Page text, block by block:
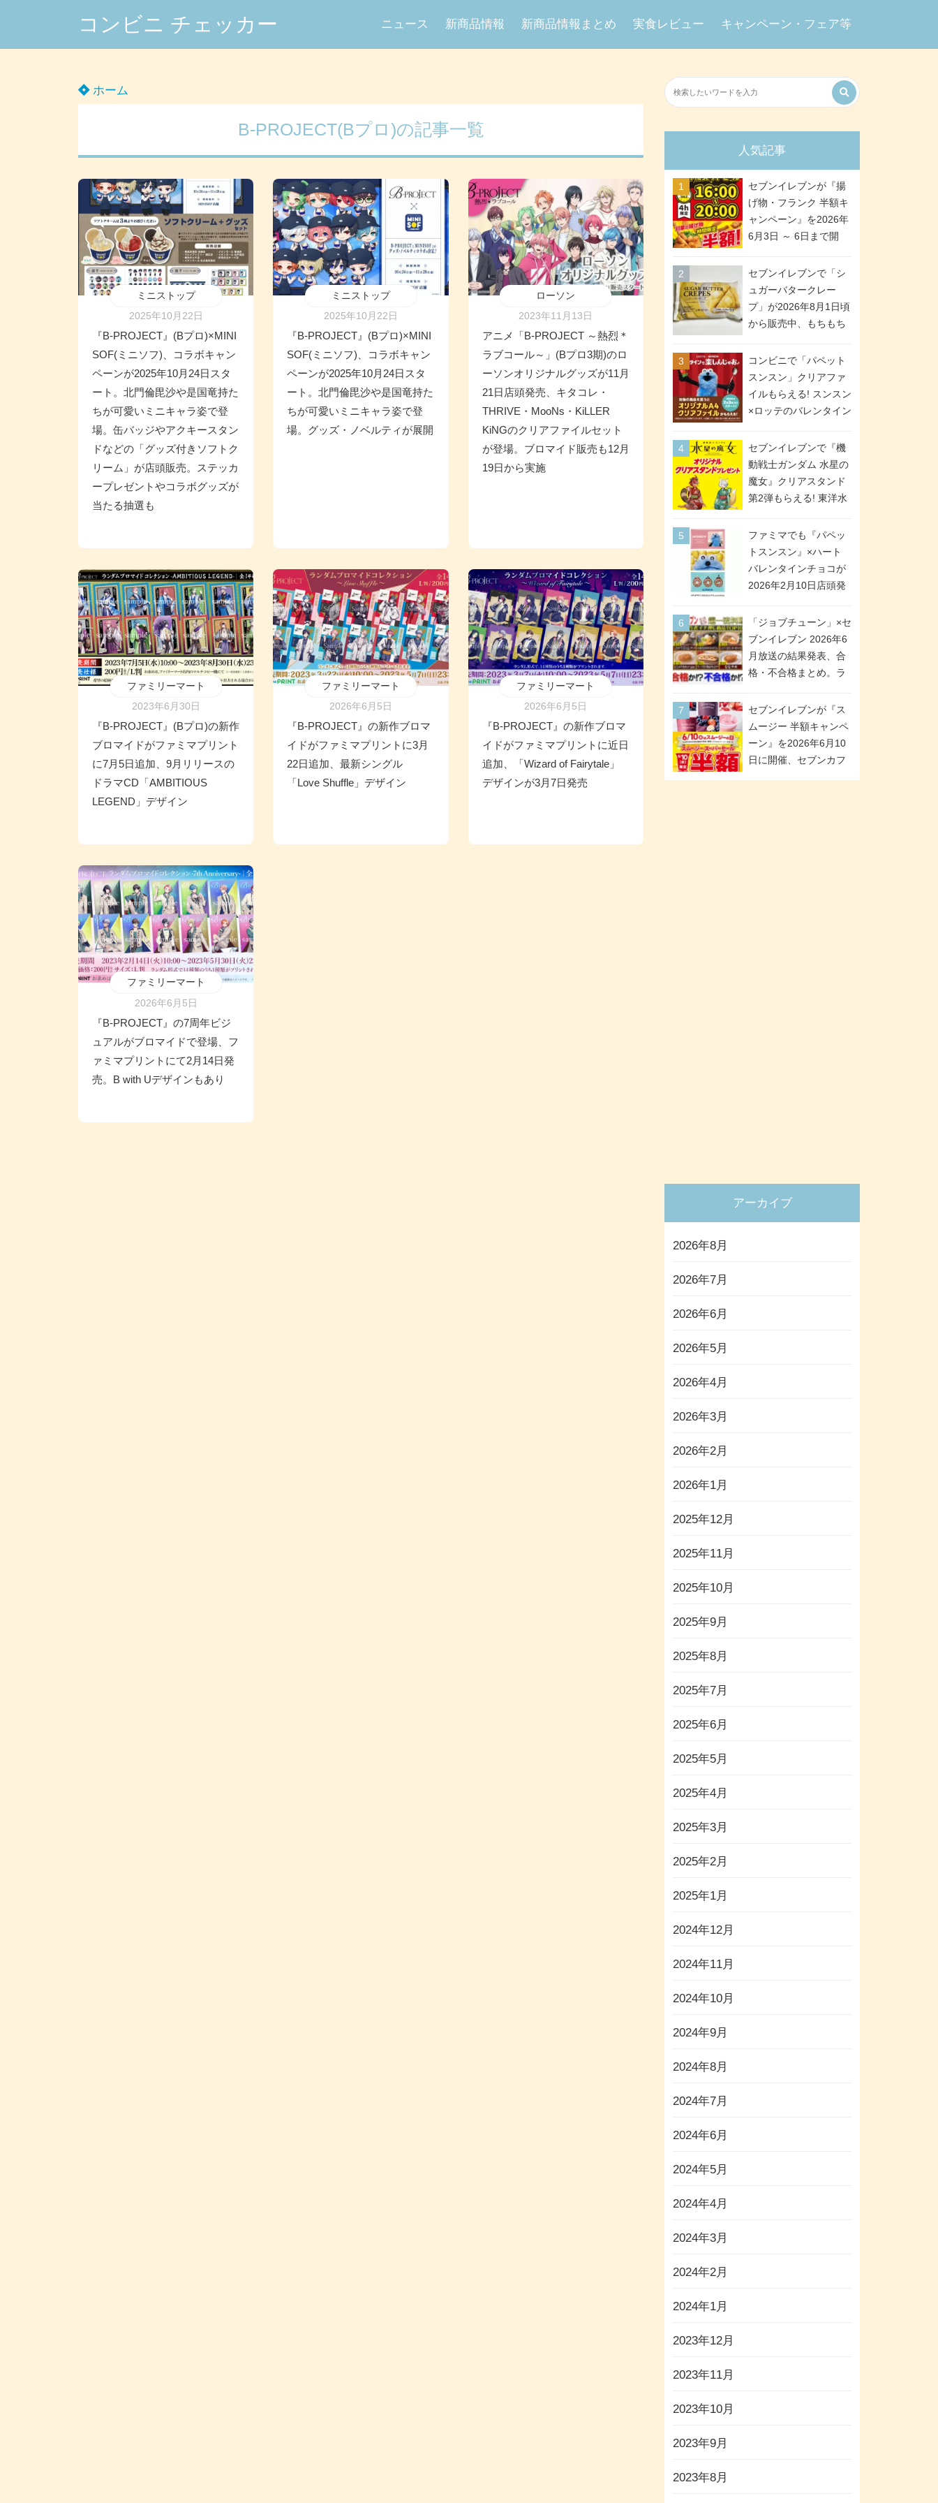
コンビニ チェッカー ニュース 新商品情報 新商品情報まとめ 実食レビュー キャンペーン・フェア等
ホーム
B-PROJECT(Bプロ)の記事一覧
ミニストップ
2025年10月22日
『B-PROJECT』(Bプロ)×MINI
SOF(ミニソフ)、コラボキャン
ペーンが2025年10月24日スタ
ート。北門倫毘沙や是国竜持た
ちが可愛いミニキャラ姿で登
場。缶バッジやアクキースタン
ドなどの「グッズ付きソフトク
リーム」が店頭販売。ステッカ
ープレゼントやコラボグッズが
当たる抽選も
ミニストップ
2025年10月22日
『B-PROJECT』(Bプロ)×MINI
SOF(ミニソフ)、コラボキャン
ペーンが2025年10月24日スタ
ート。北門倫毘沙や是国竜持た
ちが可愛いミニキャラ姿で登
場。グッズ・ノベルティが展開
ローソン
2023年11月13日
アニメ「B-PROJECT ～熱烈＊
ラブコール～」(Bプロ3期)のロ
ーソンオリジナルグッズが11月
21日店頭発売、キタコレ・
THRIVE・MooNs・KiLLER
KiNGのクリアファイルセット
が登場。ブロマイド販売も12月
19日から実施
ファミリーマート
2023年6月30日
『B-PROJECT』(Bプロ)の新作
ブロマイドがファミマプリント
に7月5日追加、9月リリースの
ドラマCD「AMBITIOUS
LEGEND」デザイン
ファミリーマート
2026年6月5日
『B-PROJECT』の新作ブロマ
イドがファミマプリントに3月
22日追加、最新シングル
「Love Shuffle」デザイン
ファミリーマート
2026年6月5日
『B-PROJECT』の新作ブロマ
イドがファミマプリントに近日
追加、「Wizard of Fairytale」
デザインが3月7日発売
ファミリーマート
2026年6月5日
『B-PROJECT』の7周年ビジ
ュアルがブロマイドで登場、フ
ァミマプリントにて2月14日発
売。B with Uデザインもあり
人気記事
セブンイレブンが『揚
げ物・フランク 半額キ
ャンペーン』を2026年
6月3日 ～ 6日まで開
などが「揚げ物スーパ
ーセール」でお得に! 各
日16:00 ～ 20:00の4時
間限定で実施。ななチ
メリカンドッグが税抜
セブンイレブンで「シ
ュガーバタークレー
プ」が2026年8月1日頃
から販売中、もちもち
シュガー＆バターをレ
ンジアップで手軽に楽
しめる冷凍食品。2個入
り
コンビニで「パペット
スンスン」クリアファ
イルもらえる! スンスン
×ロッテのバレンタイン
スタート。セブン、フ
ァミマ、ローソンの3社
で異なるデザイン＆対
象商品
セブンイレブンで『機
動戦士ガンダム 水星の
魔女』クリアスタンド
第2弾もらえる! 東洋水
ペーンが2026年5月26
日スタート。浴衣＆た
ぬき・キツネ姿のスレ
ッタ / ミオリネ / グエ
号・5号) / シャディク
が全6種のクリアスタン
ドになって登場!
ファミマでも『パペッ
トスンスン』×ハート
バレンタインチョコが
2026年2月10日店頭発
チョコ」「チョコ缶」
「ツインギフト」が登
場
「ジョブチューン」×セ
ブンイレブン 2026年6
月放送の結果発表、合
格・不合格まとめ。ラ
合格「金のハンバー
グ」。満場一致合格数
は6商品、合格数は2商
品。TVerでの見逃し配
セブンイレブンが『ス
ムージー 半額キャンペ
ーン』を2026年6月10
日に開催、セブンカフ
アーカイブ
2026年8月
2026年7月
2026年6月
2026年5月
2026年4月
2026年3月
2026年2月
2026年1月
2025年12月
2025年11月
2025年10月
2025年9月
2025年8月
2025年7月
2025年6月
2025年5月
2025年4月
2025年3月
2025年2月
2025年1月
2024年12月
2024年11月
2024年10月
2024年9月
2024年8月
2024年7月
2024年6月
2024年5月
2024年4月
2024年3月
2024年2月
2024年1月
2023年12月
2023年11月
2023年10月
2023年9月
2023年8月